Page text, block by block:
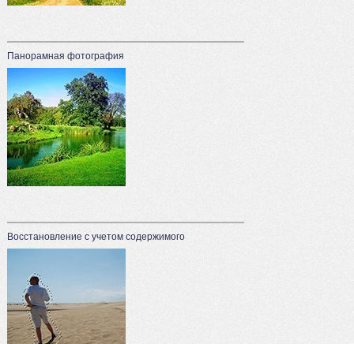
Панорамная фотография
Восстановление с учетом содержимого